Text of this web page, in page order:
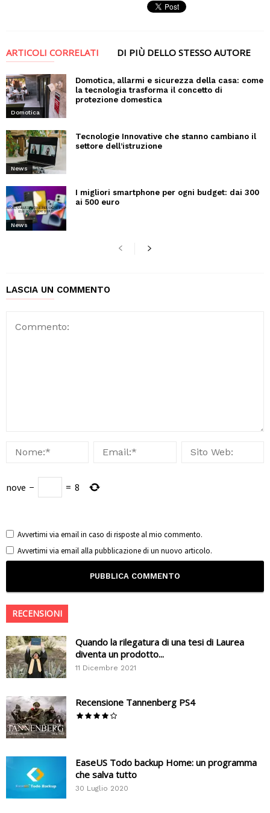
ARTICOLI CORRELATI DI PIÙ DELLO STESSO AUTORE
Domotica
Domotica, allarmi e sicurezza della casa: come
la tecnologia trasforma il concetto di
protezione domestica
News
Tecnologie Innovative che stanno cambiano il
settore dell’istruzione
News
I migliori smartphone per ogni budget: dai 300
ai 500 euro
LASCIA UN COMMENTO
nove − = 8
Avvertimi via email in caso di risposte al mio commento.
Avvertimi via email alla pubblicazione di un nuovo articolo.
RECENSIONI
Quando la rilegatura di una tesi di Laurea
diventa un prodotto...
11 Dicembre 2021
Recensione Tannenberg PS4
EaseUS Todo backup Home: un programma
che salva tutto
30 Luglio 2020